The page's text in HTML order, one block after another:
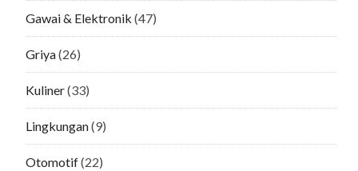
Gawai & Elektronik (47)
Griya(26)
Kuliner(33)
Lingkungan(9)
Otomotif(22)